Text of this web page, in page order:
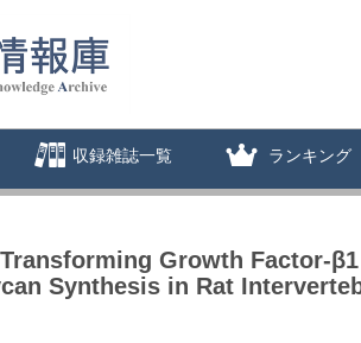
収録雑誌一覧 ランキング
Growth Factor-
Synthesis in Rat